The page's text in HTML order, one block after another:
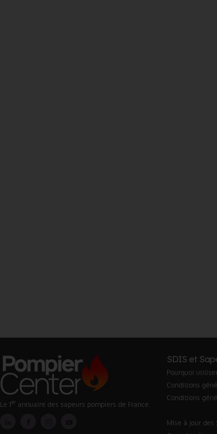
Le 1er annuaire des sapeurs pompiers de France.
SDIS et
Pourquoi
Conditions
Conditions
Mise à jour des